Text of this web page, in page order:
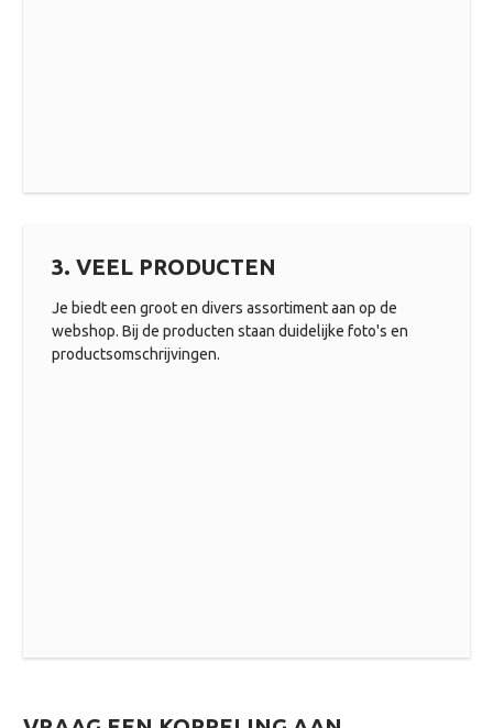
3. VEEL PRODUCTEN
Je biedt een groot en divers assortiment aan op de
webshop. Bij de producten staan duidelijke foto's en
productsomschrijvingen.